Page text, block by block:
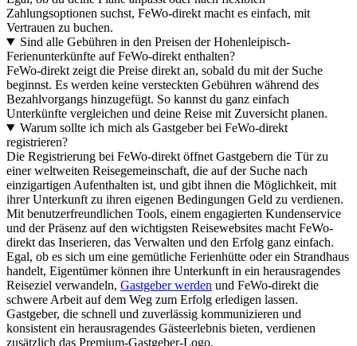
Zahlungsoptionen suchst, FeWo-direkt macht es einfach, mit
Vertrauen zu buchen.
Sind alle Gebühren in den Preisen der Hohenleipisch-
Ferienunterkünfte auf FeWo-direkt enthalten?
FeWo-direkt zeigt die Preise direkt an, sobald du mit der Suche
beginnst. Es werden keine versteckten Gebühren während des
Bezahlvorgangs hinzugefügt. So kannst du ganz einfach
Unterkünfte vergleichen und deine Reise mit Zuversicht planen.
Warum sollte ich mich als Gastgeber bei FeWo-direkt
registrieren?
Die Registrierung bei FeWo-direkt öffnet Gastgebern die Tür zu
einer weltweiten Reisegemeinschaft, die auf der Suche nach
einzigartigen Aufenthalten ist, und gibt ihnen die Möglichkeit, mit
ihrer Unterkunft zu ihren eigenen Bedingungen Geld zu verdienen.
Mit benutzerfreundlichen Tools, einem engagierten Kundenservice
und der Präsenz auf den wichtigsten Reisewebsites macht FeWo-
direkt das Inserieren, das Verwalten und den Erfolg ganz einfach.
Egal, ob es sich um eine gemütliche Ferienhütte oder ein Strandhaus
handelt, Eigentümer können ihre Unterkunft in ein herausragendes
Reiseziel verwandeln, Gastgeber werden und FeWo-direkt die
schwere Arbeit auf dem Weg zum Erfolg erledigen lassen.
Gastgeber, die schnell und zuverlässig kommunizieren und
konsistent ein herausragendes Gästeerlebnis bieten, verdienen
zusätzlich das Premium-Gastgeber-Logo.